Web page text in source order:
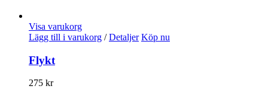
Visa varukorg
Lägg till i varukorg / Detaljer Köp nu
Flykt
275 kr